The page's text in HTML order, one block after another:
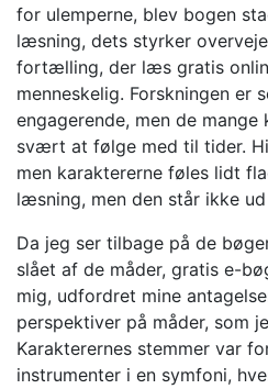
for ulemperne, blev bogen
læsning, dets styrker
fortælling, der læs gratis
menneskelig. Forskningen er
engagerende, men de
svært at følge med til tider.
men karaktererne føles lidt
læsning, men den står ikke
Da jeg ser tilbage på de
slået af de måder, gratis e-
mig, udfordret mine
perspektiver på måder, som
Karakterernes stemmer var
instrumenter i en symfoni,